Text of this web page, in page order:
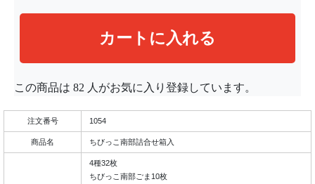
この商品は 82 人がお気に入り登録しています。
注文番号 1054
商品名 ちびっこ南部詰合せ箱入
4種32枚
ちびっこ南部ごま10枚